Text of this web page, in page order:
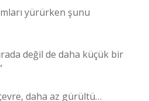
yürürken şunu
değil de daha küçük bir
daha az gürültü…